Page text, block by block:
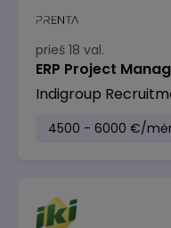
prieš 18 val.
ERP Project
Indigroup
4500 - 6000 €/